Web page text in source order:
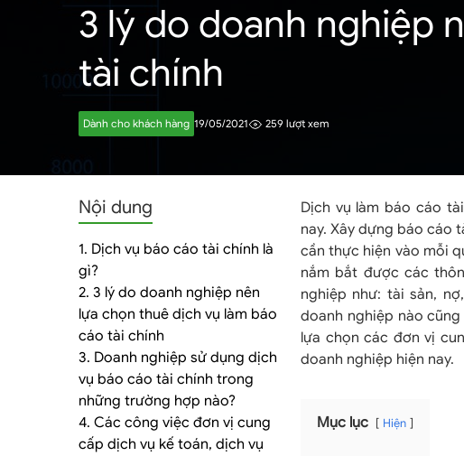
3 lý do doanh nghiệp
tài chính
Dành cho khách hàng 19/05/2021 259 lượt xem
Nội dung
1. Dịch vụ báo cáo tài chính là
gì?
2. 3 lý do doanh nghiệp nên
lựa chọn thuê dịch vụ làm báo
cáo tài chính
3. Doanh nghiệp sử dụng dịch
vụ báo cáo tài chính trong
những trường hợp nào?
4. Các công việc đơn vị cung
cấp dịch vụ kế toán, dịch vụ
Dịch vụ làm báo cáo
nay. Xây dựng báo cáo
cần thực hiện vào mỗi
nắm bắt được các
nghiệp như: tài sản,
doanh nghiệp nào
lựa chọn các đơn vị
doanh nghiệp hiện nay.
Mục lục Hiện